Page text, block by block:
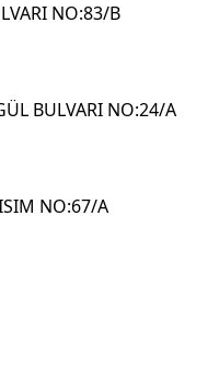
NO:83/B
BULVARI NO:24/A
NO:67/A